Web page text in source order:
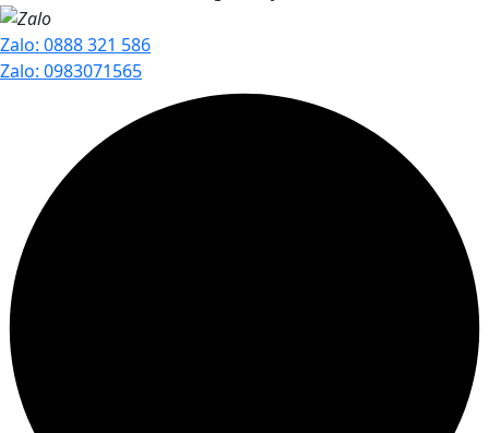
Zalo: 0888 321 586
Zalo: 0983071565